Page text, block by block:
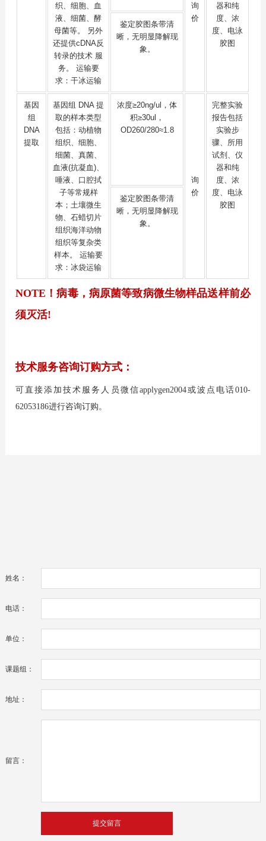
织、细胞、血
液、细菌、酵
母菌等。 另外
还提供cDNA反
转录的技术 服
务。 运输要
求：干冰运输
询
价
器和纯
度、浓
度、电泳
胶图
鉴定胶图条带清
晰，无明显降解现
象。
基因
组
DNA
提取
基因组 DNA 提
取的样本类型
包括：动植物
组织、细胞、
细菌、真菌、
血液(抗凝血)、
唾液、口腔拭
子等常规样
本；土壤微生
物、石蜡切片
组织海洋动物
组织等复杂类
样本。 运输要
求：冰袋运输
浓度≥20ng/ul，体
积≥30ul，
OD260/280≈1.8
询
价
完整实验
报告包括
实验步
骤、所用
试剂、仪
器和纯
度、浓
度、电泳
胶图
鉴定胶图条带清
晰，无明显降解现
象。
NOTE！病毒，病原菌等致病微生物样品送样前必
须灭活!
技术服务咨询订购方式：
可直接添加技术服务人员微信applygen2004或波点电话010-
62053186进行咨询订购。
姓名：
电话：
单位：
课题组：
地址：
留言：